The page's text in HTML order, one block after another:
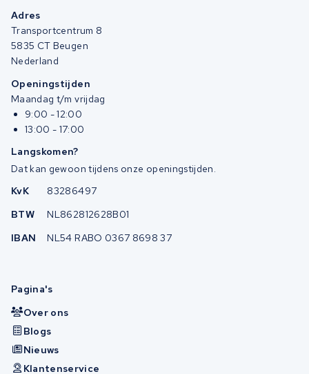
Adres
Transportcentrum 8
5835 CT Beugen
Nederland
Openingstijden
Maandag t/m vrijdag
9:00 - 12:00
13:00 - 17:00
Langskomen?
Dat kan gewoon tijdens onze openingstijden.
KvK
83286497
BTW
NL862812628B01
IBAN
NL54 RABO 0367 8698 37
Pagina's
Over ons
Blogs
Nieuws
Klantenservice